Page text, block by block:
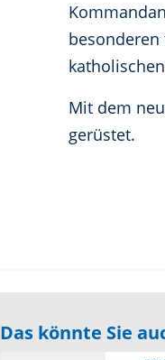
Mit dem
gerüstet.
Das könnte Sie